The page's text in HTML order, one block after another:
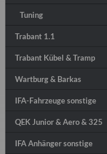
Tuning
Trabant 1.1
Trabant Kübel & Tramp
Wartburg & Barkas
IFA-Fahrzeuge sonstige
QEK Junior & Aero & 325
IFA Anhänger sonstige